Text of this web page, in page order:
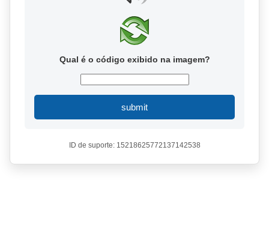
Qual é o código exibido na imagem?
submit
ID de suporte: 15218625772137142538